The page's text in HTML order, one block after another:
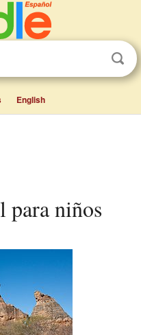
English
para niños